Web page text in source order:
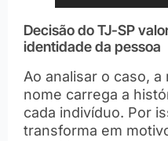
Decisão do TJ-SP
identidade da pessoa
Ao analisar o caso,
nome carrega a
cada indivíduo. Por
transforma em